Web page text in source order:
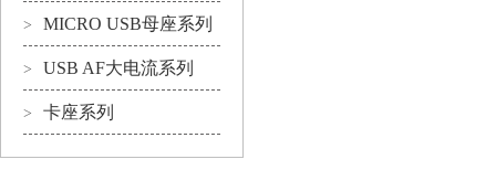
> MICRO USB母座系列
> USB AF大电流系列
> 卡座系列